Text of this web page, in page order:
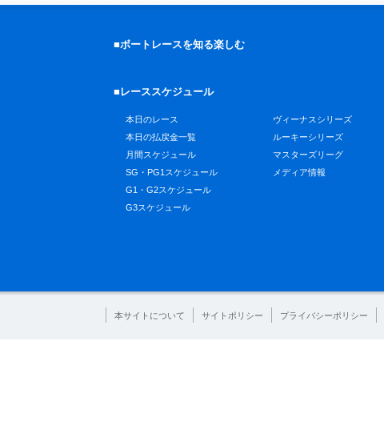
■ボートレースを知る楽しむ
■レーススケジュール
本日のレース
本日の払戻金一覧
月間スケジュール
SG・PG1スケジュール
G1・G2スケジュール
G3スケジュール
ヴィーナスシリーズ
ルーキーシリーズ
マスターズリーグ
メディア情報
本サイトについて サイトポリシー プライバシーポリシー